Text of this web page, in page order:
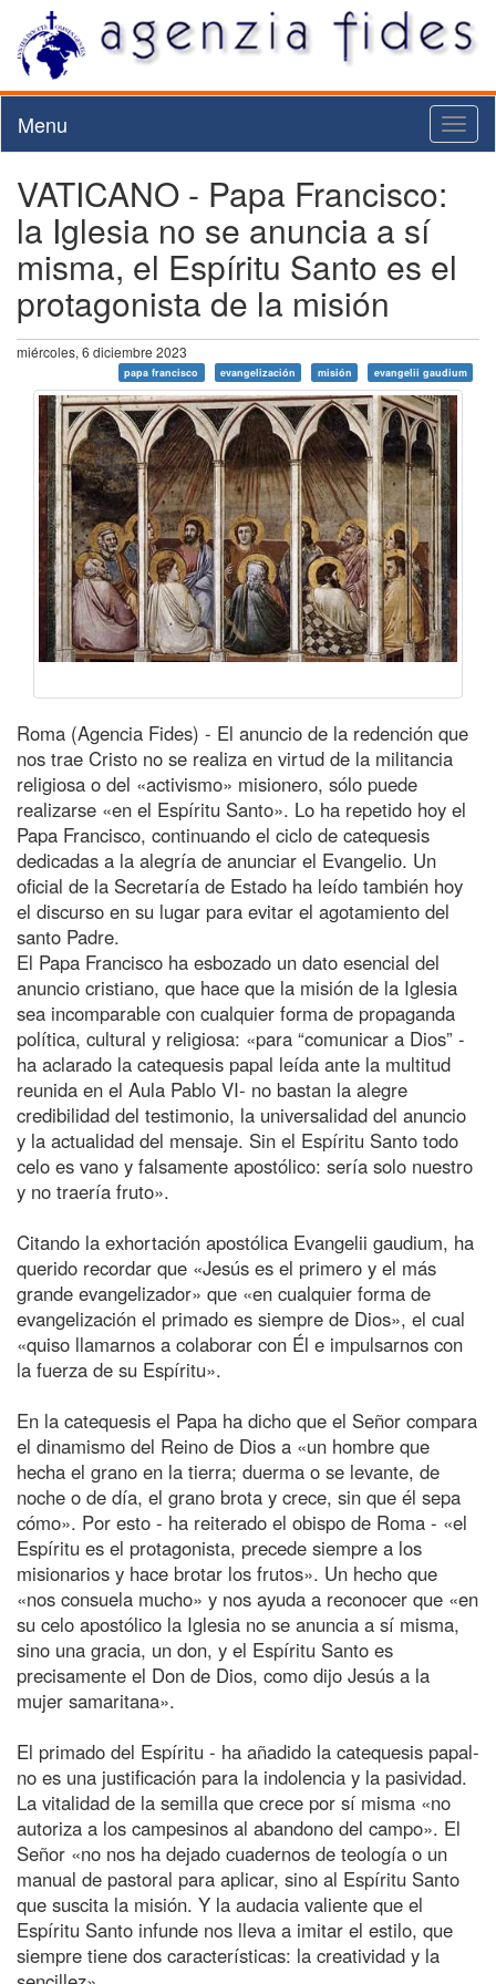
Menu
VATICANO - Papa Francisco:
la Iglesia no se anuncia a sí
misma, el Espíritu Santo es el
protagonista de la misión
miércoles, 6 diciembre 2023
papa francisco evangelización misión evangelii gaudium
Roma (Agencia Fides) - El anuncio de la redención que
nos trae Cristo no se realiza en virtud de la militancia
religiosa o del «activismo» misionero, sólo puede
realizarse «en el Espíritu Santo». Lo ha repetido hoy el
Papa Francisco, continuando el ciclo de catequesis
dedicadas a la alegría de anunciar el Evangelio. Un
oficial de la Secretaría de Estado ha leído también hoy
el discurso en su lugar para evitar el agotamiento del
santo Padre.
El Papa Francisco ha esbozado un dato esencial del
anuncio cristiano, que hace que la misión de la Iglesia
sea incomparable con cualquier forma de propaganda
política, cultural y religiosa: «para “comunicar a Dios” -
ha aclarado la catequesis papal leída ante la multitud
reunida en el Aula Pablo VI- no bastan la alegre
credibilidad del testimonio, la universalidad del anuncio
y la actualidad del mensaje. Sin el Espíritu Santo todo
celo es vano y falsamente apostólico: sería solo nuestro
y no traería fruto».
Citando la exhortación apostólica Evangelii gaudium, ha
querido recordar que «Jesús es el primero y el más
grande evangelizador» que «en cualquier forma de
evangelización el primado es siempre de Dios», el cual
«quiso llamarnos a colaborar con Él e impulsarnos con
la fuerza de su Espíritu».
En la catequesis el Papa ha dicho que el Señor compara
el dinamismo del Reino de Dios a «un hombre que
hecha el grano en la tierra; duerma o se levante, de
noche o de día, el grano brota y crece, sin que él sepa
cómo». Por esto - ha reiterado el obispo de Roma - «el
Espíritu es el protagonista, precede siempre a los
misionarios y hace brotar los frutos». Un hecho que
«nos consuela mucho» y nos ayuda a reconocer que «en
su celo apostólico la Iglesia no se anuncia a sí misma,
sino una gracia, un don, y el Espíritu Santo es
precisamente el Don de Dios, como dijo Jesús a la
mujer samaritana».
El primado del Espíritu - ha añadido la catequesis papal-
no es una justificación para la indolencia y la pasividad.
La vitalidad de la semilla que crece por sí misma «no
autoriza a los campesinos al abandono del campo». El
Señor «no nos ha dejado cuadernos de teología o un
manual de pastoral para aplicar, sino al Espíritu Santo
que suscita la misión. Y la audacia valiente que el
Espíritu Santo infunde nos lleva a imitar el estilo, que
siempre tiene dos características: la creatividad y la